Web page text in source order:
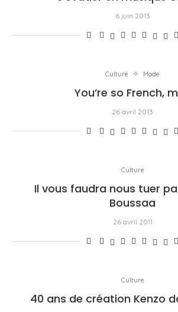
6 juin 2013
Culture Mode
You’re so French,
26 avril 2013
Culture
Il vous faudra nous tuer
Boussaa
26 avril 2011
Culture
40 ans de création Kenzo